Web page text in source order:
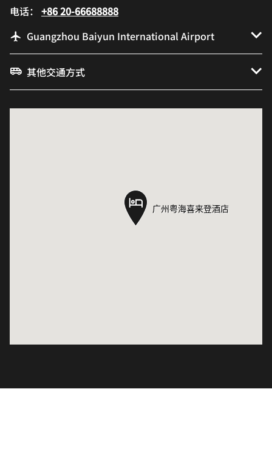
电话： +86 20-66688888
Guangzhou Baiyun International Airport
其他交通方式
广州粤海喜来登酒店
广州粤海喜来登酒店